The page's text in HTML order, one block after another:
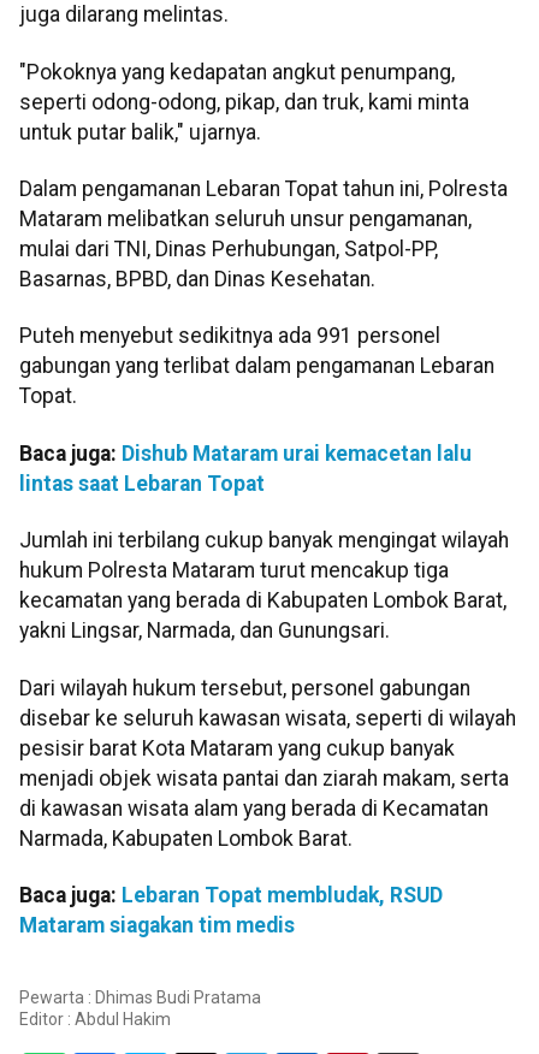
juga dilarang melintas.
"Pokoknya yang kedapatan angkut penumpang,
seperti odong-odong, pikap, dan truk, kami minta
untuk putar balik," ujarnya.
Dalam pengamanan Lebaran Topat tahun ini, Polresta
Mataram melibatkan seluruh unsur pengamanan,
mulai dari TNI, Dinas Perhubungan, Satpol-PP,
Basarnas, BPBD, dan Dinas Kesehatan.
Puteh menyebut sedikitnya ada 991 personel
gabungan yang terlibat dalam pengamanan Lebaran
Topat.
Baca juga: Dishub Mataram urai kemacetan lalu
lintas saat Lebaran Topat
Jumlah ini terbilang cukup banyak mengingat wilayah
hukum Polresta Mataram turut mencakup tiga
kecamatan yang berada di Kabupaten Lombok Barat,
yakni Lingsar, Narmada, dan Gunungsari.
Dari wilayah hukum tersebut, personel gabungan
disebar ke seluruh kawasan wisata, seperti di wilayah
pesisir barat Kota Mataram yang cukup banyak
menjadi objek wisata pantai dan ziarah makam, serta
di kawasan wisata alam yang berada di Kecamatan
Narmada, Kabupaten Lombok Barat.
Baca juga: Lebaran Topat membludak, RSUD
Mataram siagakan tim medis
Pewarta : Dhimas Budi Pratama
Editor : Abdul Hakim